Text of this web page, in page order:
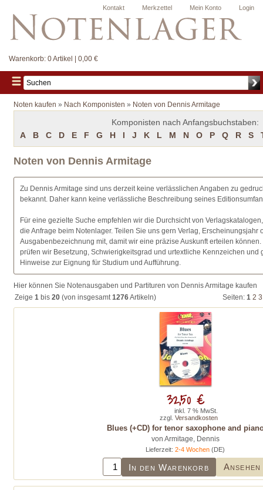
Login
Mein Konto
Merkzettel
Kontakt
Warenkorb: 0 Artikel | 0,00 €
Noten kaufen » Nach Komponisten » Noten von Dennis Armitage
Komponisten nach Anfangsbuchstaben:
A
B C D E F G H I J K L M N O P Q R S
Noten von Dennis Armitage
Zu Dennis Armitage sind uns derzeit keine verlässlichen Angaben zu
bekannt. Daher kann keine verlässliche Beschreibung seines
Für eine gezielte Suche empfehlen wir die Durchsicht von
die Anfrage beim Notenlager. Teilen Sie uns gern Verlag, Erscheinungsjahr
Ausgabenbezeichnung mit, damit wir eine präzise Auskunft erteilen
prüfen wir Besetzung, Schwierigkeitsgrad und urtextliche Kennzeichen und
Hinweise zur Eignung für Studium und Aufführung.
Hier können Sie Notenausgaben und Partituren von Dennis Armitage kaufen
Zeige 1 bis 20 (von insgesamt1276Artikeln) Seiten: 1 2 3
Blues (+CD) for tenor saxophone and
von Armitage, Dennis
Lieferzeit:2-4 Wochen (DE)
In den Warenkorb Ansehen
32,50 €
inkl. 7 % MwSt.
zzgl. Versandkosten